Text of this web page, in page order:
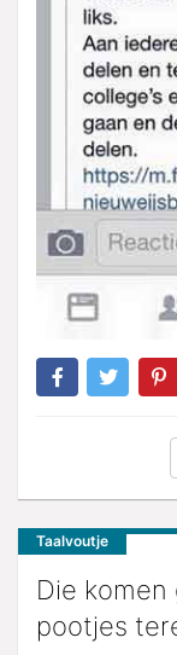
Taalvoutje
Die
pootjes